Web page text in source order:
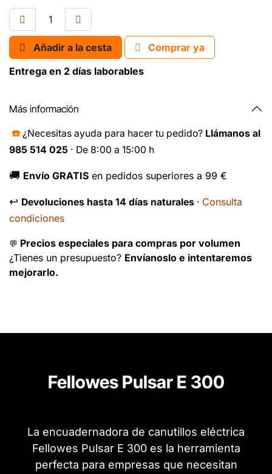
Añadir a la cesta
Comprar ya
Entrega en 2 días laborables
Más información
☎️ ¿Necesitas ayuda para hacer tu pedido? Llámanos al
985 514 025 · De 8:00 a 15:00 h
🚚 Envío GRATIS en pedidos superiores a 99 €
↩️ Devoluciones hasta 14 días naturales · Consulta
condiciones
💬 Precios especiales para compras por volumen
¿Tienes un presupuesto? Envíanoslo e intentaremos
mejorarlo.
Fellowes Pulsar E 300
La encuadernadora de canutillos eléctrica
Fellowes Pulsar E 300 es la herramienta
perfecta para empresas que necesitan